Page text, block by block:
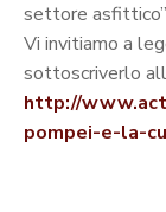
settore
Vi invitiamo a
sottoscriverlo
http://
pompei-e-la-